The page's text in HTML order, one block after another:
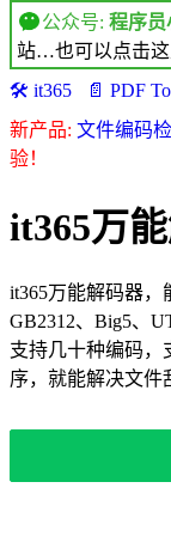
公众号: 程序员
站…也可以点击
🛠️ it365
📄 PDF
新产品: 文件编码
验！
it365万
it365万能解码器，
GB2312、Big5、
支持几十种编码，
序，就能解决文件